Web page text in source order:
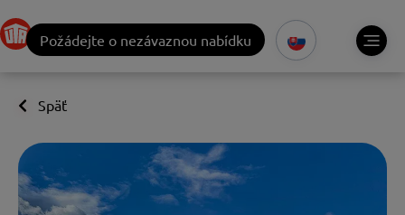
Požádejte o nezávaznou nabídku
Späť